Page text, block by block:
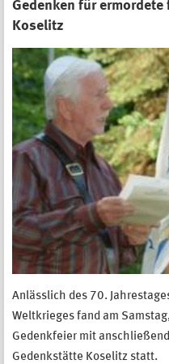
Gedenken für ermordete
Koselitz
Anlässlich des 70.
Weltkrieges fand am
Gedenkfeier mit
Gedenkstätte Koselitz statt.